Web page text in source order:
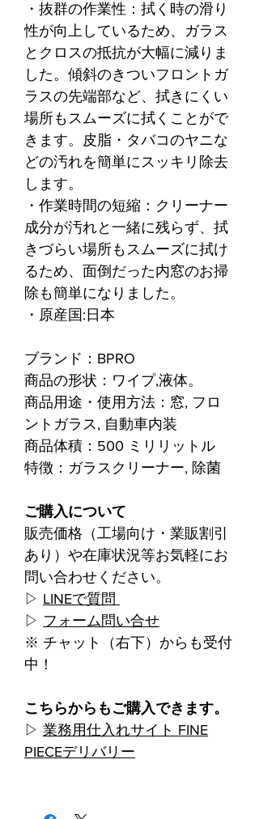
・抜群の作業性：拭く時の滑り
性が向上しているため、ガラス
とクロスの抵抗が大幅に減りま
した。傾斜のきついフロントガ
ラスの先端部など、拭きにくい
場所もスムーズに拭くことがで
きます。皮脂・タバコのヤニな
どの汚れを簡単にスッキリ除去
します。
・作業時間の短縮：クリーナー
成分が汚れと一緒に残らず、拭
きづらい場所もスムーズに拭け
るため、面倒だった内窓のお掃
除も簡単になりました。
・原産国:日本
ブランド：BPRO
商品の形状：ワイプ,液体。
商品用途・使用方法：窓, フロ
ントガラス, 自動車内装
商品体積：500 ミリリットル
特徴：ガラスクリーナー, 除菌
ご購入について
販売価格（工場向け・業販割引
あり）や在庫状況等お気軽にお
問い合わせください。
▷ LINEで質問
▷ フォーム問い合せ
※ チャット（右下）からも受付
中！
こちらからもご購入できます。
▷ 業務用仕入れサイト FINE
PIECEデリバリー